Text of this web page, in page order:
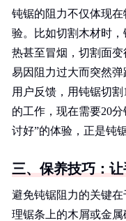
钝锯的阻力不仅体现
验。比如切割木材时
热甚至冒烟，切割面
易因阻力过大而突然
用户反馈，用钝锯切
的工作，现在需要20
讨好”的体验，正是钝
三、保养技巧：
避免钝锯阻力的关键
理锯条上的木屑或金